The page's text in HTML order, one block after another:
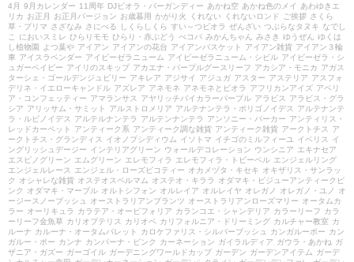
4月 9月カレンダー 11周年 DJビオラ・バーガンディー あかね空 あかね色のメイ
あわゆきエ
リカ お正月 お正月バージョン お歳暮用 かがり火 くれない くれないロンド ご挨拶 さくら
草・プリマ さざなみ さにべる しくらしくら すい～つビオラ ぜんざい つぶらなタヌキ なでし
こ
においスミレ ひらりモモ ひらり・赤ぶどう べコパ みかんちゃん みさき ゆうぜん
ゆくは
し植物園
よつ葉や アイアン アイアンの花台 アイアンバスケット アイアン雑貨 アイアン３輪
車 アイスラベンダー アイビーゼラニューム アイビーゼラニューム・シビル アイビーゼラ・シ
ュガーベイビー アイリのスキップ アカエナ・パープルグースリーフ アカシア・モニカ アガス
ターシェ・ゴールデンジュビリー アキレア アジサイ アジュガ アスター アステリア アスフォ
デリネ・イエローキャンドル アズレア アネモネ アネモネとビオラ アフリカンアイズ アベリ
ア・コンフェッティー アマランサス アヤリッチバイカラーパープル アラビス
アラビス・グラ
シア アリッサム・サミット アルストロメリア アルテナンテラ・ポリゴノイデス
アルテナンテ
ラ・ルビノイデス
アルテルナンテラ アルテンナンテラ アンソニー・パーカー アンティリス・
レッドカーペット
アンティーク系 アンティーク調な雑貨 アンティーク雑貨 アークトチス
ア
ークトチス・グランディス
イオノプシディウム イソトマ イチゴのミルフィーユ イベリス
イ
ングリッシュデージー インテリアグリーン ウォールデコレーション ウンシニア エキナセア
エスピノグリーン エムグリーン エレモフィラ エレモフィラ・トビーベル エンジェルリング
エンジェルレース
エンジェル・ローズピコティー オカメヅタ・キセキ オキザリス・サンラッ
ク
オシャレな雑貨 オステオスペルマム オステオ・キララ
オダマキ・ビジューアンティークピ
ンク
オダマキ・マーブル オルトシフォン オルレイア オルレイヤ オレガノ オレガノ・ユノ
オ
ージースノーブッシュ
オーストラリアンプランツ オーストラリアンローズマリー オータムカ
ラー オーリキュラ カラテア・オービフォリア カランコエ・シャンデリア カラーリーフ カラ
ーリーフ金魚草 カリオプテリス カリオペ カリフォルニア・ドリーミング カルチャー教室 カ
ルーナ カルーナ・オータムパレット カロケファリス・シルバーブッシュ カンガルーポー カン
ガルー・ポー カンナ カンパーナ・ピンク カーネーション ガイラルディア ガウラ・あかね ガ
ザニア・ガズー ガーゴイル ガーデニングワールドカップ ガーデン ガーデンアイテム ガーデ